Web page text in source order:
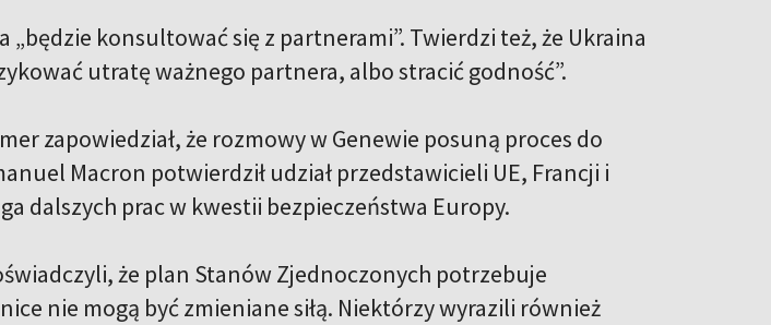
„będzie konsultować się z partnerami”. Twierdzi też, że Ukraina
utratę ważnego partnera, albo stracić godność”.
zapowiedział, że rozmowy w Genewie posuną proces do
Macron potwierdził udział przedstawicieli UE, Francji i
dalszych prac w kwestii bezpieczeństwa Europy.
że plan Stanów Zjednoczonych potrzebuje
nie mogą być zmieniane siłą. Niektórzy wyrazili również